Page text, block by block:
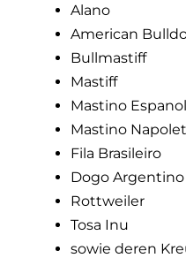
Alano
American
Bullmastiff
Mastiff
Mastino Espanol
Mastino
Fila Brasileiro
Dogo Argentino
Rottweiler
Tosa Inu
sowie deren